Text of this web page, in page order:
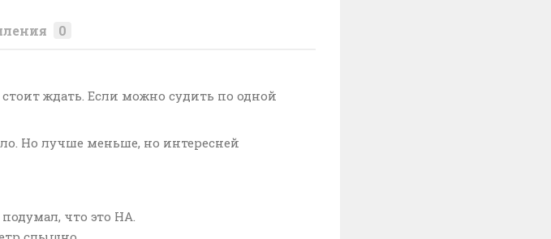
0
стоит ждать. Если можно судить по одной
Но лучше меньше, но интересней
что это HA.